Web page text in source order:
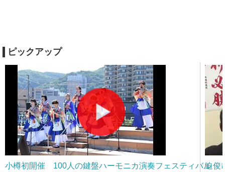
ピックアップ
小樽初開催 100人の鍵盤ハーモニカ演奏フェスティバル迫俊